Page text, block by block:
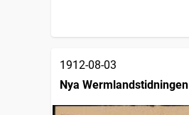
1912-08-03
Nya Wermlandstidningen